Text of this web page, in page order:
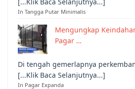
In Tangga Putar Minimalis
Mengungkap
Pagar …
Di tengah gemerlapnya
[...Klik Baca Selanjutnya...]
In Pagar Expanda